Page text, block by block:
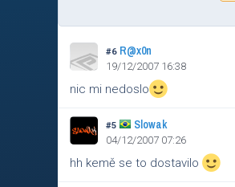
#6 R@x0n
19/12/2007 16:38
nic mi nedoslo
#5 Slowak
04/12/2007 07:26
hh kemě se to dostavilo